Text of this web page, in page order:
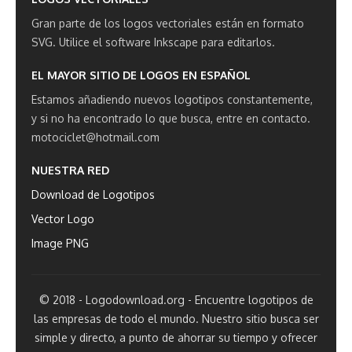
Gran parte de los logos vectoriales están en formato
SVG. Utilice el software Inkscape para editarlos.
EL MAYOR SITIO DE LOGOS EN ESPAÑOL
Estamos añadiendo nuevos logotipos constantemente,
y si no ha encontrado lo que busca, entre en contacto.
motociclet@hotmail.com
NUESTRA RED
Download de Logotipos
Vector Logo
Image PNG
© 2018 - Logodownload.org - Encuentre logotipos de
las empresas de todo el mundo. Nuestro sitio busca ser
simple y directo, a punto de ahorrar su tiempo y ofrecer